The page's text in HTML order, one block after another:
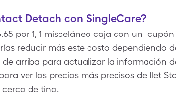
Detach con SingleCare?
por 1, 1 misceláneo caja con un
reducir más este costo dependiendo
arriba para actualizar la información
ver los precios más precisos de Ilet
de tina.